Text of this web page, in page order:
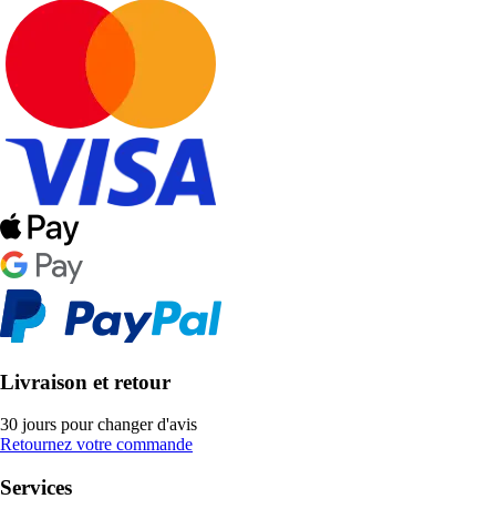
Livraison et retour
30 jours pour changer d'avis
Retournez votre commande
Services